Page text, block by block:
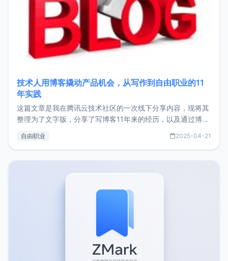
技术人用博客撬动产品机会，从写作到自由职业的11
年实践
这篇文章是我在腾讯云技术社区的一次线下分享内容，现将其
整理为了文字版，分享了写博客11年来的经历，以及通过博客
了我的首个产品ImgURL的真实数据和产品现状。自我介绍大
自由职业 2025-04-21